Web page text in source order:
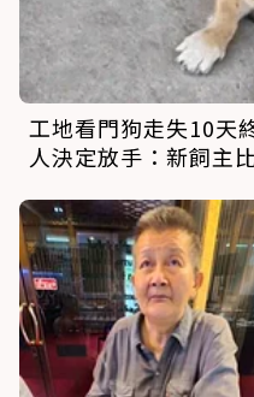
工地看門狗走失10天
人決定放手：新飼主